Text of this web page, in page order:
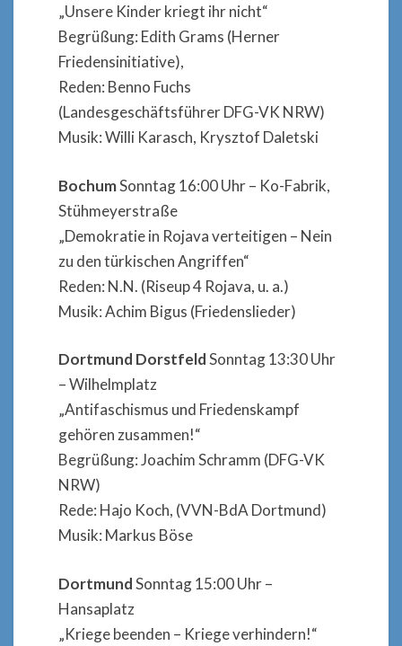
„Unsere Kinder kriegt ihr nicht“
Begrüßung: Edith Grams (Herner
Friedensinitiative),
Reden: Benno Fuchs
(Landesgeschäftsführer DFG-VK NRW)
Musik: Willi Karasch, Krysztof Daletski
BochumSonntag 16:00 Uhr – Ko-Fabrik,
Stühmeyerstraße
„Demokratie in Rojava verteitigen – Nein
zu den türkischen Angriffen“
Reden: N.N. (Riseup 4 Rojava, u. a.)
Musik: Achim Bigus (Friedenslieder)
Dortmund DorstfeldSonntag 13:30 Uhr
– Wilhelmplatz
„Antifaschismus und Friedenskampf
gehören zusammen!“
Begrüßung: Joachim Schramm (DFG-VK
NRW)
Rede: Hajo Koch, (VVN-BdA Dortmund)
Musik: Markus Böse
DortmundSonntag 15:00 Uhr –
Hansaplatz
„Kriege beenden – Kriege verhindern!“